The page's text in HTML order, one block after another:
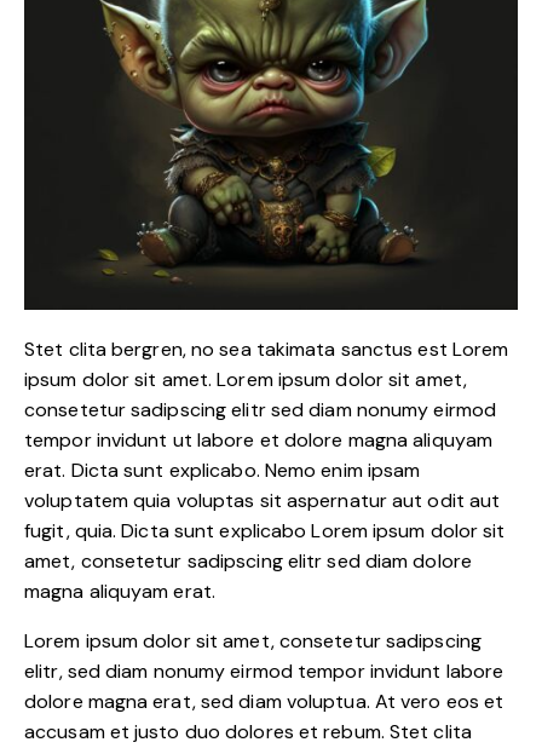
Stet clita bergren, no sea takimata sanctus est Lorem
ipsum dolor sit amet. Lorem ipsum dolor sit amet,
consetetur sadipscing elitr sed diam nonumy eirmod
tempor invidunt ut labore et dolore magna aliquyam
erat. Dicta sunt explicabo. Nemo enim ipsam
voluptatem quia voluptas sit aspernatur aut odit aut
fugit, quia. Dicta sunt explicabo Lorem ipsum dolor sit
amet, consetetur sadipscing elitr sed diam dolore
magna aliquyam erat.
Lorem ipsum dolor sit amet, consetetur sadipscing
elitr, sed diam nonumy eirmod tempor invidunt labore
dolore magna erat, sed diam voluptua. At vero eos et
accusam et justo duo dolores et rebum. Stet clita